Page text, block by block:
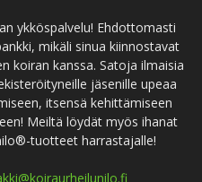
ykköspalvelu! Ehdottomasti
mikäli sinua kiinnostavat
koiran kanssa. Satoja ilmaisia
jäsenille upeaa
itsensä kehittämiseen
Meiltä löydät myös ihanat
tuotteet harrastajalle!